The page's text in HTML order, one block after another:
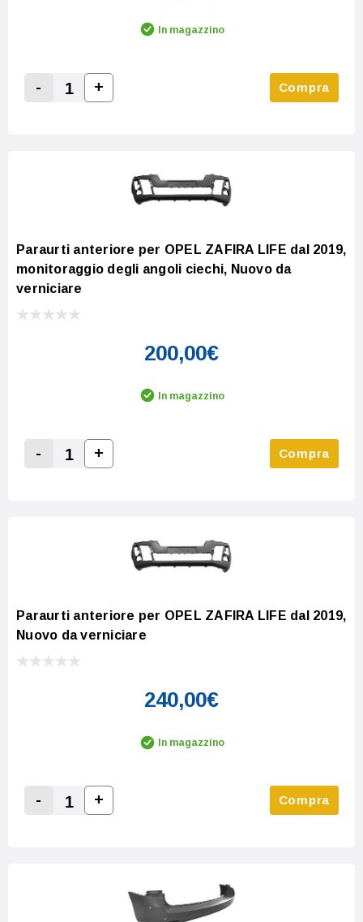
In magazzino
Decrease Quantity:
-
Increase Quantity:
+ Compra
Paraurti anteriore per OPEL ZAFIRA LIFE dal 2019,
monitoraggio degli angoli ciechi, Nuovo da
verniciare
200,00€
In magazzino
Decrease Quantity:
-
Increase Quantity:
+ Compra
Paraurti anteriore per OPEL ZAFIRA LIFE dal 2019,
Nuovo da verniciare
240,00€
In magazzino
Decrease Quantity:
-
Increase Quantity:
+ Compra